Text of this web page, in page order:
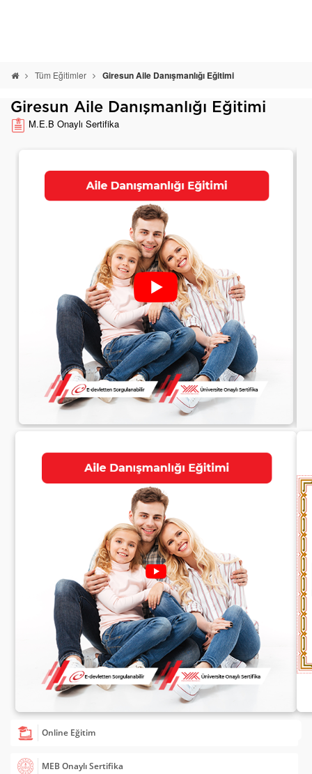
Tüm Eğitimler Giresun Aile Danışmanlığı Eğitimi
Giresun Aile Danışmanlığı Eğitimi
M.E.B Onaylı Sertifika
MEB Onaylı Sertifika
Online Eğitim